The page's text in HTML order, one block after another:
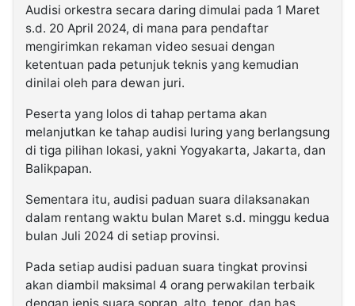
Audisi orkestra secara daring dimulai pada 1 Maret
s.d. 20 April 2024, di mana para pendaftar
mengirimkan rekaman video sesuai dengan
ketentuan pada petunjuk teknis yang kemudian
dinilai oleh para dewan juri.
Peserta yang lolos di tahap pertama akan
melanjutkan ke tahap audisi luring yang berlangsung
di tiga pilihan lokasi, yakni Yogyakarta, Jakarta, dan
Balikpapan.
Sementara itu, audisi paduan suara dilaksanakan
dalam rentang waktu bulan Maret s.d. minggu kedua
bulan Juli 2024 di setiap provinsi.
Pada setiap audisi paduan suara tingkat provinsi
akan diambil maksimal 4 orang perwakilan terbaik